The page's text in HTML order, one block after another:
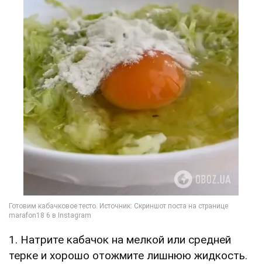
1. Натрите кабачок на мелкой или средней
терке и хорошо отожмите лишнюю жидкость.